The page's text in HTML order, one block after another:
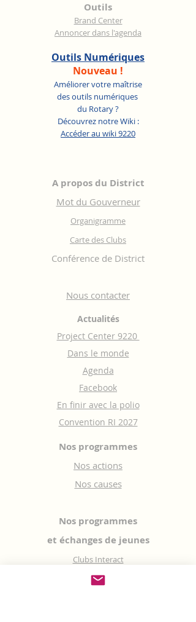
Outils
Brand Center
Annoncer dans l'agenda
Outils Numériques
Nouveau !
Améliorer votre maîtrise
des outils numériques
du Rotary ?
Découvrez notre Wiki :
Accéder au wiki 9220
A propos du District
Mot du Gouverneur
Organigramme
Carte des Clubs
Conférence de District
Nous contacter
Actualités
Project Center 9220
Dans le monde
Agenda
Facebook
En finir avec la polio
Convention RI 2027
Nos programmes
Nos actions
Nos causes
Nos programmes
et échanges de jeunes
Clubs Interact
Youth Exchange